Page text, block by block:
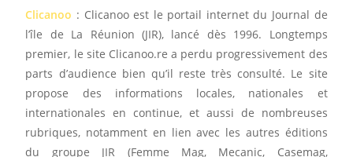
Clicanoo : Clicanoo est le portail internet du Journal de
l’île de La Réunion (JIR), lancé dès 1996. Longtemps
premier, le site Clicanoo.re a perdu progressivement des
parts d’audience bien qu’il reste très consulté. Le site
propose des informations locales, nationales et
internationales en continue, et aussi de nombreuses
rubriques, notamment en lien avec les autres éditions
du groupe JIR (Femme Mag, Mecanic, Casemag,